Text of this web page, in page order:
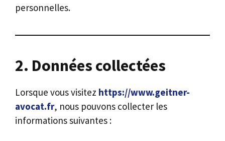
personnelles.
2. Données collectées
Lorsque vous visitez https://www.geitner-
avocat.fr, nous pouvons collecter les
informations suivantes :